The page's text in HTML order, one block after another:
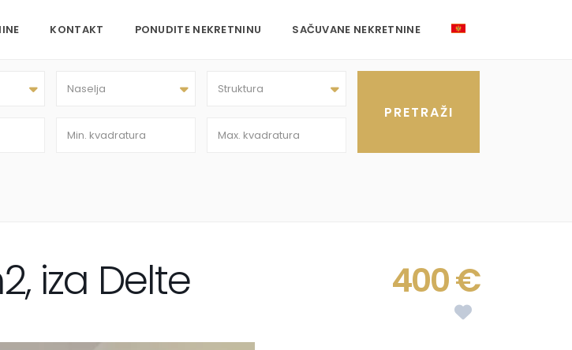
KONTAKT PONUDITE NEKRETNINU SAČUVANE NEKRETNINE
Naselja Struktura
iza Delte 400 €